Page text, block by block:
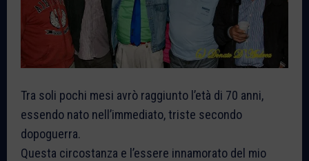
Tra soli pochi mesi avrò raggiunto l’età di 70 anni,
essendo nato nell’immediato, triste secondo
dopoguerra.
Questa circostanza e l’essere innamorato del mio